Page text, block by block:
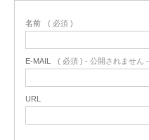
名前 ( 必須 )
E-MAIL ( 必須 ) - 公開されません -
URL